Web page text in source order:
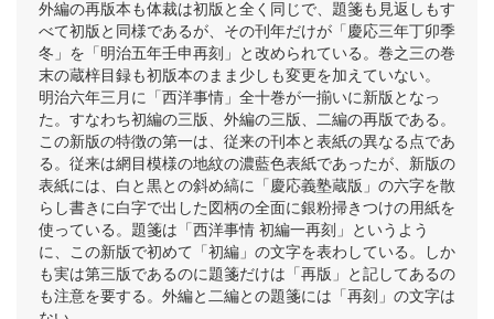
外編の再版本も体裁は初版と全く同じで、題箋も見返しもす
べて初版と同様であるが、その刊年だけが「慶応三年丁卯季
冬」を「明治五年壬申再刻」と改められている。巻之三の巻
末の蔵梓目録も初版本のまま少しも変更を加えていない。
明治六年三月に「西洋事情」全十巻が一揃いに新版となっ
た。すなわち初編の三版、外編の三版、二編の再版である。
この新版の特徴の第一は、従来の刊本と表紙の異なる点であ
る。従来は網目模様の地紋の濃藍色表紙であったが、新版の
表紙には、白と黒との斜め縞に「慶応義塾蔵版」の六字を散
らし書きに白字で出した図柄の全面に銀粉掃きつけの用紙を
使っている。題箋は「西洋事情 初編一再刻」というよう
に、この新版で初めて「初編」の文字を表わしている。しか
も実は第三版であるのに題箋だけは「再版」と記してあるの
も注意を要する。外編と二編との題箋には「再刻」の文字は